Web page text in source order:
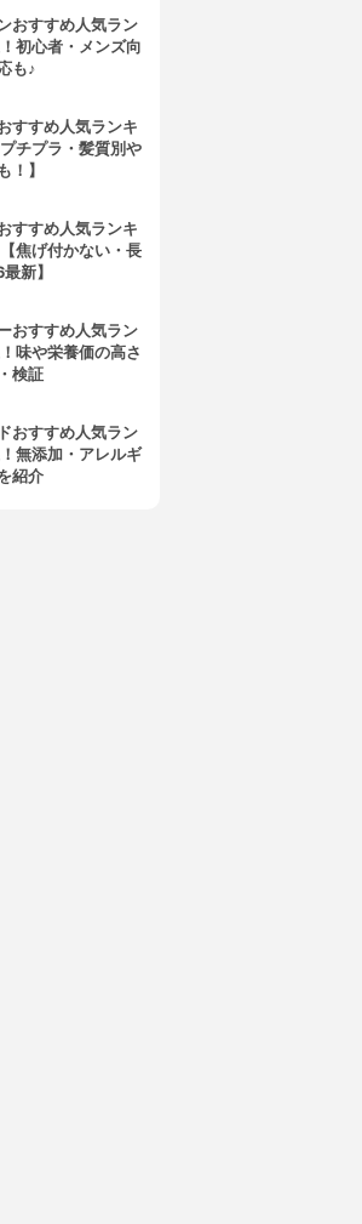
おすすめ人気ラン
初心者・メンズ向
も♪
すすめ人気ランキ
チプラ・髪質別や
！】
すすめ人気ランキ
焦げ付かない・長
新】
おすすめ人気ラン
味や栄養価の高さ
検証
おすすめ人気ラン
無添加・アレルギ
紹介